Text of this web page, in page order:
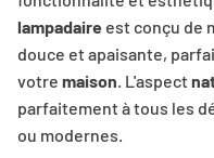
lampadaire est conçu de
douce et apaisante,
votre maison. L'aspect
parfaitement à tous les
ou modernes.